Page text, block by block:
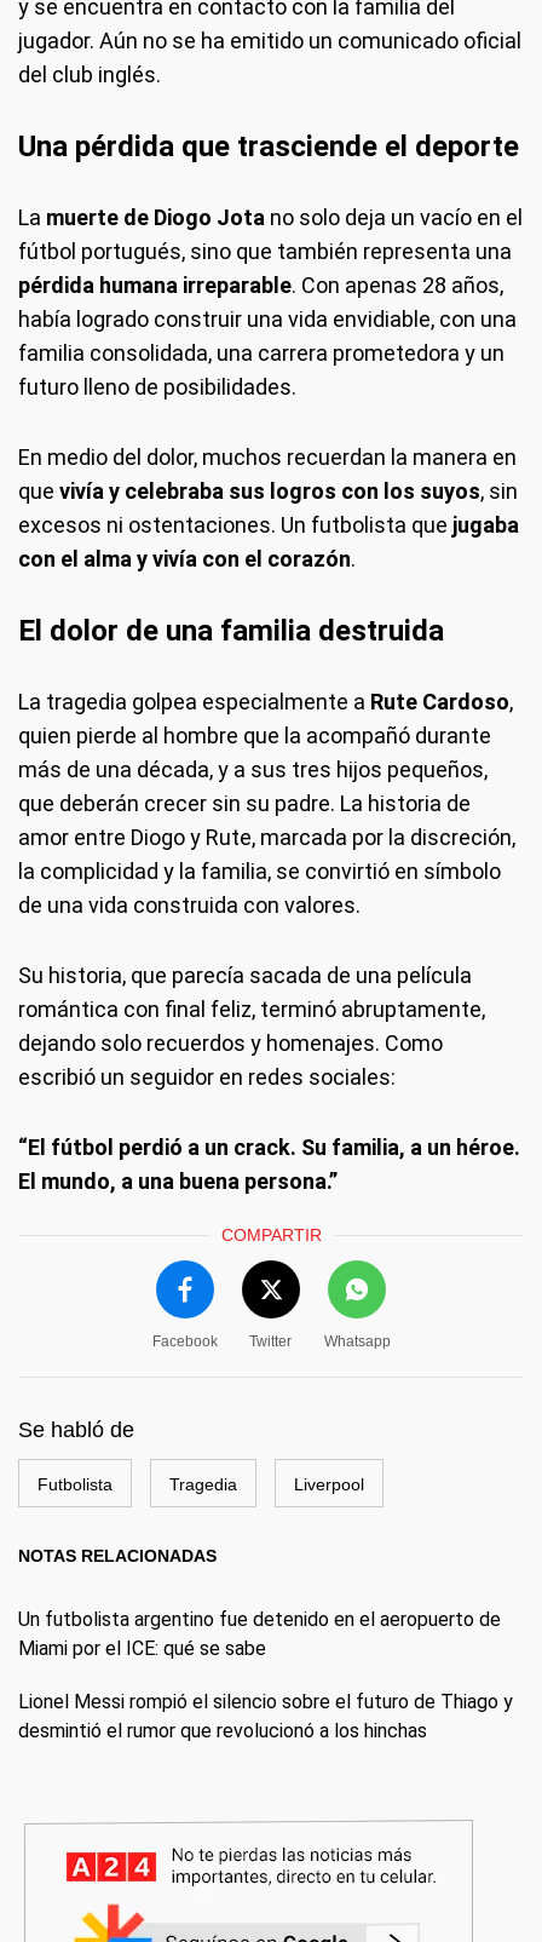
y se encuentra en contacto con la familia del
jugador. Aún no se ha emitido un comunicado oficial
del club inglés.
Una pérdida que trasciende el deporte
La muerte de Diogo Jota no solo deja un vacío en el
fútbol portugués, sino que también representa una
pérdida humana irreparable. Con apenas 28 años,
había logrado construir una vida envidiable, con una
familia consolidada, una carrera prometedora y un
futuro lleno de posibilidades.
En medio del dolor, muchos recuerdan la manera en
que vivía y celebraba sus logros con los suyos, sin
excesos ni ostentaciones. Un futbolista que jugaba
con el alma y vivía con el corazón.
El dolor de una familia destruida
La tragedia golpea especialmente a Rute Cardoso,
quien pierde al hombre que la acompañó durante
más de una década, y a sus tres hijos pequeños,
que deberán crecer sin su padre. La historia de
amor entre Diogo y Rute, marcada por la discreción,
la complicidad y la familia, se convirtió en símbolo
de una vida construida con valores.
Su historia, que parecía sacada de una película
romántica con final feliz, terminó abruptamente,
dejando solo recuerdos y homenajes. Como
escribió un seguidor en redes sociales:
“El fútbol perdió a un crack. Su familia, a un héroe.
El mundo, a una buena persona.”
COMPARTIR
Facebook Twitter Whatsapp
Se habló de
Futbolista Tragedia Liverpool
NOTAS RELACIONADAS
Un futbolista argentino fue detenido en el aeropuerto de
Miami por el ICE: qué se sabe
Lionel Messi rompió el silencio sobre el futuro de Thiago y
desmintió el rumor que revolucionó a los hinchas